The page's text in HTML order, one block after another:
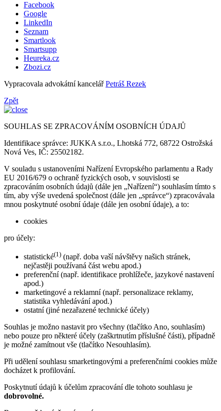
Facebook
Google
LinkedIn
Seznam
Smartlook
Smartsupp
Heureka.cz
Zbozi.cz
Vypracovala advokátní kancelářPetráš Rezek
Zpět
SOUHLAS SE ZPRACOVÁNÍM OSOBNÍCH ÚDAJŮ
Identifikace správce: JUKKA s.r.o., Lhotská 772, 68722 Ostrožská
Nová Ves, IČ: 25502182.
V souladu s ustanoveními Nařízení Evropského parlamentu a Rady
EU 2016/679 o ochraně fyzických osob, v souvislosti se
zpracováním osobních údajů (dále jen „Nařízení“) souhlasím tímto s
tím, aby výše uvedená společnost (dále jen „správce“) zpracovávala
mnou poskytnuté osobní údaje (dále jen osobní údaje), a to:
cookies
pro účely:
statistické(1) (např. doba vaší návštěvy našich stránek,
nejčastěji používaná část webu apod.)
preferenční (např. identifikace prohlížeče, jazykové nastavení
apod.)
marketingové a reklamní (např. personalizace reklamy,
statistika vyhledávání apod.)
ostatní (jiné nezařazené technické účely)
Souhlas je možno nastavit pro všechny (tlačítko Ano, souhlasím)
nebo pouze pro některé účely (zaškrtnutím příslušné části), případně
je možné zamítnout vše (tlačítko Nesouhlasím).
Při udělení souhlasu smarketingovými a preferenčními cookies může
docházet k profilování.
Poskytnutí údajů k účelům zpracování dle tohoto souhlasu je
dobrovolné.